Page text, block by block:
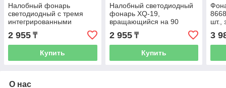
Налобный фонарь
светодиодный с тремя
интегрированными
регулировкой угла
свечения 2 аккум.,
2 955 ₸
Купить
Налобный светодиодный
фонарь XQ-19,
вращающийся на 90
2 955₸
Купить
шт.,
3
О нас